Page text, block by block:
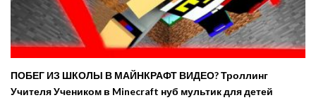
ПОБЕГ ИЗ ШКОЛЫ В МАЙНКРАФТ ВИДЕО? Троллинг
Учителя Учеником в Minecraft нуб мультик для детей